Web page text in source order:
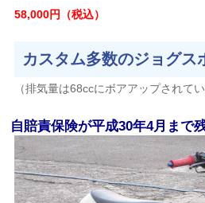
58,000円（税込）
カスタム多数のジョグス
（排気量は68ccにボアアップされてい
自賠責保険が平成30年4月まで